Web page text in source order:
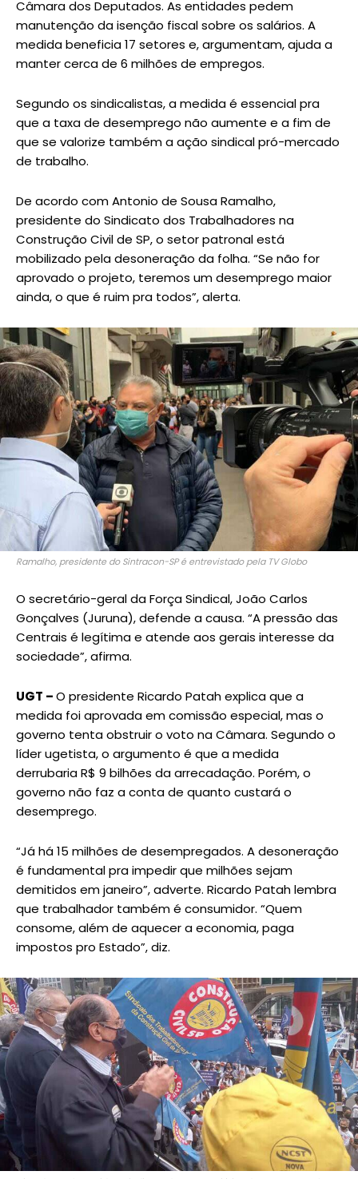
Câmara dos Deputados. As entidades pedem
manutenção da isenção fiscal sobre os salários. A
medida beneficia 17 setores e, argumentam, ajuda a
manter cerca de 6 milhões de empregos.
Segundo os sindicalistas, a medida é essencial pra
que a taxa de desemprego não aumente e a fim de
que se valorize também a ação sindical pró-mercado
de trabalho.
De acordo com Antonio de Sousa Ramalho,
presidente do Sindicato dos Trabalhadores na
Construção Civil de SP, o setor patronal está
mobilizado pela desoneração da folha. “Se não for
aprovado o projeto, teremos um desemprego maior
ainda, o que é ruim pra todos”, alerta.
Ramalho, presidente do Sintracon-SP é entrevistado pela TV Globo
O secretário-geral da Força Sindical, João Carlos
Gonçalves (Juruna), defende a causa. “A pressão das
Centrais é legítima e atende aos gerais interesse da
sociedade”, afirma.
UGT –O presidente Ricardo Patah explica que a
medida foi aprovada em comissão especial, mas o
governo tenta obstruir o voto na Câmara. Segundo o
líder ugetista, o argumento é que a medida
derrubaria R$ 9 bilhões da arrecadação. Porém, o
governo não faz a conta de quanto custará o
desemprego.
“Já há 15 milhões de desempregados. A desoneração
é fundamental pra impedir que milhões sejam
demitidos em janeiro”, adverte. Ricardo Patah lembra
que trabalhador também é consumidor. “Quem
consome, além de aquecer a economia, paga
impostos pro Estado”, diz.